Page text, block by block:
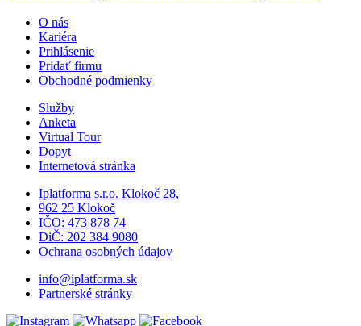
O nás
Kariéra
Prihlásenie
Pridať firmu
Obchodné podmienky
Služby
Anketa
Virtual Tour
Dopyt
Internetová stránka
Iplatforma s.r.o. Klokoč 28,
962 25 Klokoč
IČO: 473 878 74
DiČ: 202 384 9080
Ochrana osobných údajov
info@iplatforma.sk
Partnerské stránky